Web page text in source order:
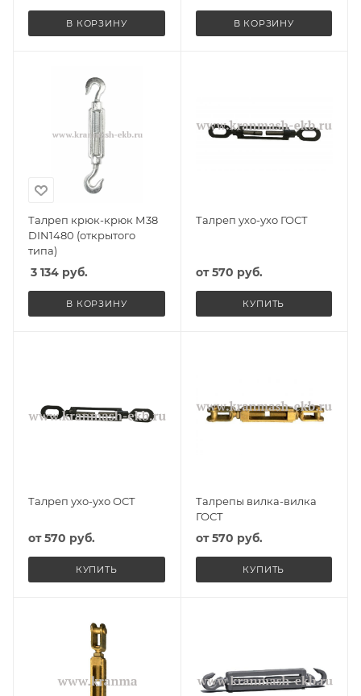
В КОРЗИНУ В КОРЗИНУ
Талреп крюк-крюк М38
DIN1480 (открытого
типа)
3 134 руб.
В КОРЗИНУ
Талреп ухо-ухо ГОСТ
от570 руб.
КУПИТЬ
Талреп ухо-ухо ОСТ
от570 руб.
КУПИТЬ
Талрепы вилка-вилка
ГОСТ
от570 руб.
КУПИТЬ